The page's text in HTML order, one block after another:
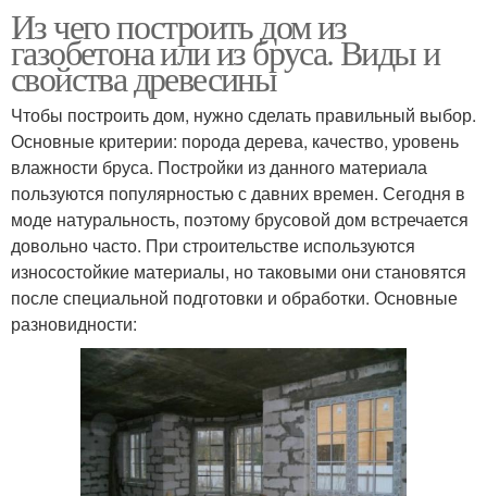
Из чего построить дом из
газобетона или из бруса. Виды и
свойства древесины
Чтобы построить дом, нужно сделать правильный выбор.
Основные критерии: порода дерева, качество, уровень
влажности бруса. Постройки из данного материала
пользуются популярностью с давних времен. Сегодня в
моде натуральность, поэтому брусовой дом встречается
довольно часто. При строительстве используются
износостойкие материалы, но таковыми они становятся
после специальной подготовки и обработки. Основные
разновидности: